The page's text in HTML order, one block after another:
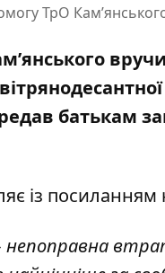
ТрО
батькам
із посиланням